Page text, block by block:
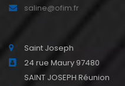
saline@ofim.fr
Saint Joseph
24 rue Maury 97480
SAINT JOSEPH Réunion